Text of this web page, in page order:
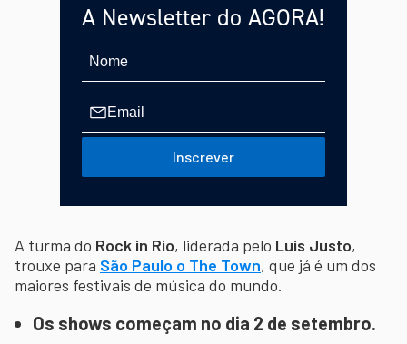
A Newsletter do AGORA!
Inscrever
A turma do Rock in Rio, liderada pelo Luis Justo,
trouxe para São Paulo o The Town, que já é um dos
maiores festivais de música do mundo.
Os shows começam no dia 2 de setembro.